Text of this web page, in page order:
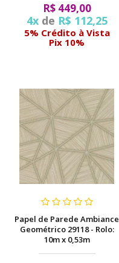
R$ 449,00
4xde R$ 112,25
5% Crédito à Vista
Pix 10%
Papel de Parede Ambiance
Geométrico 29118 - Rolo:
10m x 0,53m